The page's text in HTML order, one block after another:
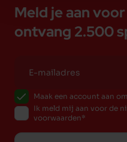
Meld je aan
ontvang 2.500
Maak een account aan
Ik meld mij aan voor de
voorwaarden